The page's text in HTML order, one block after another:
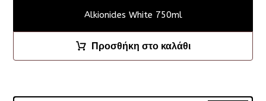
Alkionides White 750ml
Προσθήκη στο καλάθι